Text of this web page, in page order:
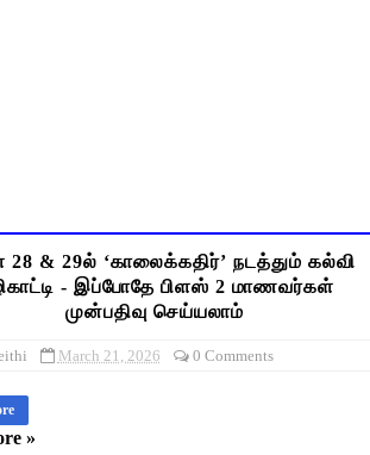
இலவச லேப்டாப், சைக்கிள் & AI
EMIS தளத்தில் விவரங்களை பதிவிட
ஆம் வகுப்பு துணைத் தேர்வு முடிவுகள்
களஞ்சியம் வலைதளத்தில் ஜூலை மாத சம்பள
28 & 29ல் ‘காலைக்கதிர்’ நடத்தும் கல்வி
- இப்போதே பிளஸ் 2 மாணவர்கள்
முன்பதிவு செய்யலாம்
March 21, 2026 0 Comments
»